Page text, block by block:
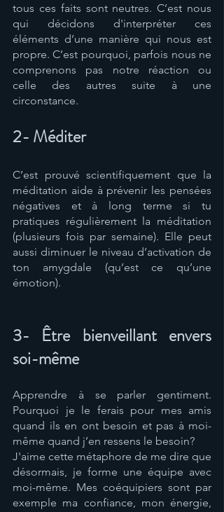
tous ces faits sont neutres. C’est nous
qui décidons d'interpréter ces
éléments d’une manière qui nous est
propre. C’est pourquoi, parfois nous ne
comprenons pas notre réaction ou
celle des autres suite à une
circonstance.
2- Méditer
C’est prouvé scientifiquement que la
méditation aide à prévenir les pensées
négatives et à long terme si tu
pratiques régulièrement la méditation
(plusieurs fois par semaine). Elle peut
aussi diminuer le niveau d’activation de
ton amygdale (qu’est ce qu’une
émotion).
3- Être bienveillant envers
soi-même
Apprendre à se parler gentiment.
Pourquoi je le ferais pour mes amis
quand ils en ont besoin et pas à moi-
même quand j’en ressens le besoin?
J'aime cette métaphore de me dire que
désormais, je forme une équipe avec
moi-même. Mes coéquipiers sont par
exemple ma confiance, mon énergie,